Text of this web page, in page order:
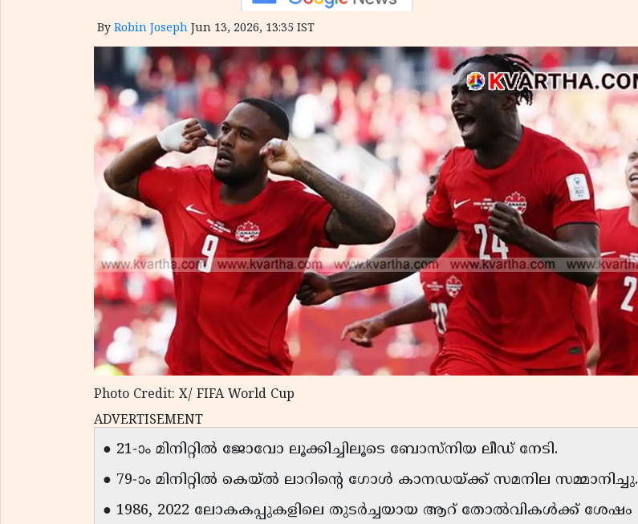
By Robin Joseph Jun 13, 2026, 13:35 IST
Photo Credit: X/ FIFA World Cup
ADVERTISEMENT
● 21-ാം മിനിറ്റിൽ ജോവോ ലൂക്കിച്ചിലൂടെ ബോസ്നിയ ലീഡ് നേടി.
● 79-ാം മിനിറ്റിൽ കെയ്‌ൽ ലാറിന്റെ ഗോൾ കാനഡയ്ക്ക് സമനില സമ്മാനിച്ചു.
● 1986, 2022 ലോകകപ്പുകളിലെ തുടർച്ചയായ ആറ് തോൽവികൾക്ക് ശേഷം